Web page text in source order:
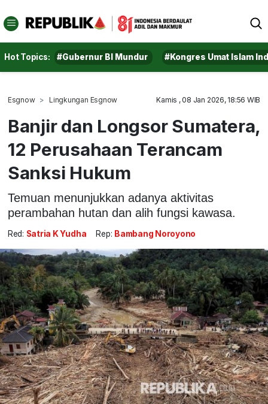
Hot Topics: #Gubernur BI Mundur #Kongres Umat Islam
Esgnow Lingkungan Esgnow Kamis , 08 Jan 2026, 18:56 WIB
Banjir dan Longsor Sumatera,
12 Perusahaan Terancam
Sanksi Hukum
Temuan menunjukkan adanya aktivitas
perambahan hutan dan alih fungsi kawasa.
Red: Satria K Yudha Rep: Bambang Noroyono